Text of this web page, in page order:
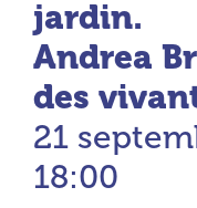
jardin.
Andrea
des
21
18:00